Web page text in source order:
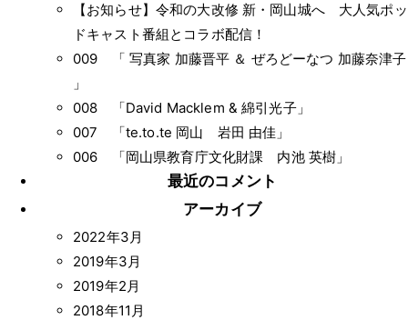
【お知らせ】令和の大改修 新・岡山城へ 大人気ポッ
ドキャスト番組とコラボ配信！
009 「 写真家 加藤晋平 ＆ ぜろどーなつ 加藤奈津子
」
008 「David Macklem & 綿引光子」
007 「te.to.te 岡山 岩田 由佳」
006 「岡山県教育庁文化財課 内池 英樹」
最近のコメント
アーカイブ
2022年3月
2019年3月
2019年2月
2018年11月